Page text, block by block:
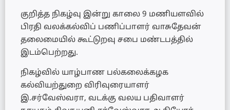
குறித்த நிகழ்வு இன்று காலை 9 மணியளவில்
பிரதி வலக்கல்விப் பணிப்பாளர் வாசுதேவன்
தலைமையில் கூட்டுறவு சபை மண்டபத்தில்
இடம்பெற்றது.
நிகழ்வில் யாழ்பாண பல்கலைக்கழக
கல்வியற்துறை விரிவுரையாளர்
இ.சர்வேஸ்வரா, வடக்கு வலய பதிவாளர்